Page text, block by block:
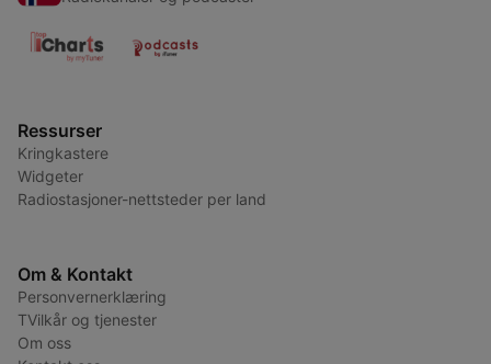
Ressurser
Kringkastere
Widgeter
Radiostasjoner-nettsteder per land
Om & Kontakt
Personvernerklæring
TVilkår og tjenester
Om oss